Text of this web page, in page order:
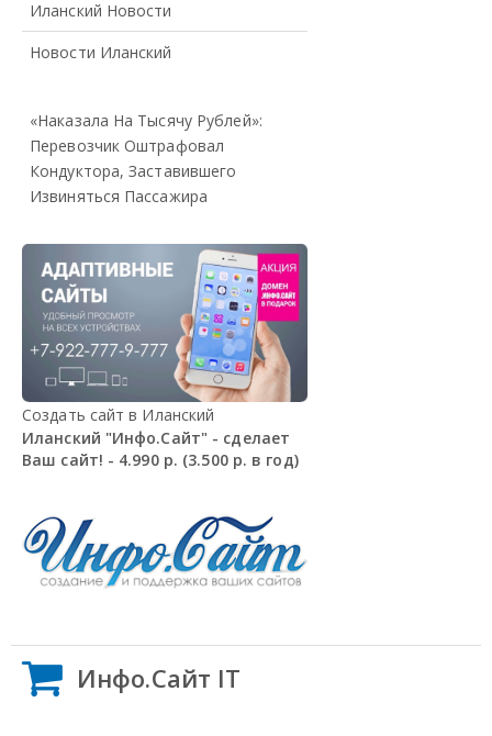
Иланский Новости
Новости Иланский
«Наказала На Тысячу Рублей»:
Перевозчик Оштрафовал
Кондуктора, Заставившего
Извиняться Пассажира
Создать сайт в Иланский
Иланский "Инфо.Сайт" - сделает
Ваш сайт! - 4.990 р. (3.500 р. в год)
Инфо.Сайт IT